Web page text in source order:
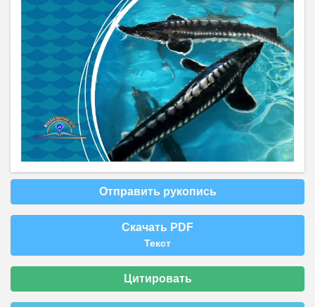
Отправить рукопись
Скачать PDF
Текст
Цитировать